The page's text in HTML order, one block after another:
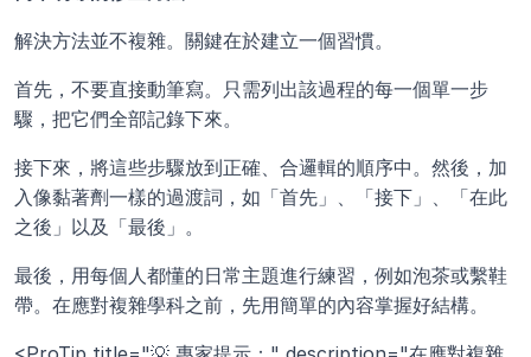
解決方法並不複雜。關鍵在於建立一個習慣。
首先，不要直接動筆寫。只需列出該過程的每一個單一步
驟，把它們全部記錄下來。
接下來，將這些步驟放到正確、合邏輯的順序中。然後，加
入像黏著劑一樣的過渡詞，如「首先」、「接下」、「在此
之後」以及「最後」。
最後，用每個人都懂的日常主題進行練習，例如泡茶或繫鞋
帶。在應對複雜學科之前，先用簡單的內容掌握好結構。